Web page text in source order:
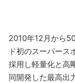
2010年12月から
ド初のスーパース
採用し軽量化と高
同開発した最高出